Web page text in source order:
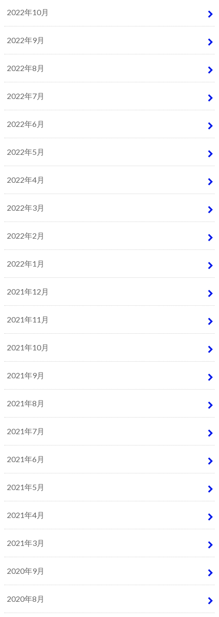
2022年10月
2022年9月
2022年8月
2022年7月
2022年6月
2022年5月
2022年4月
2022年3月
2022年2月
2022年1月
2021年12月
2021年11月
2021年10月
2021年9月
2021年8月
2021年7月
2021年6月
2021年5月
2021年4月
2021年3月
2020年9月
2020年8月